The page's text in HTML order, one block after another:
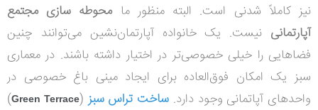
نیز کاملاً شدنی است. البته منظور مامحوطه سازی مجتمع
آپارتمانی نیست. یک خانواده‌ آپارتمان‌نشین می‌توانند چنین
فضاهایی را خیلی خصوصی‌تر در اختیار داشته باشند. در معماری
سبز یک امکان فوق‌العاده برای ایجاد مینی باغ خصوصی در
واحدهای آپاتمانی وجود دارد. ساخت تراس سبز(
Green Terrace
)